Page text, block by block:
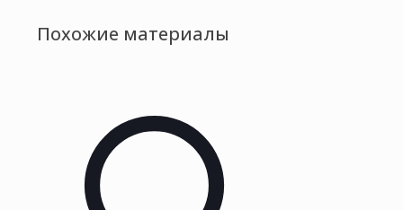
Похожие материалы